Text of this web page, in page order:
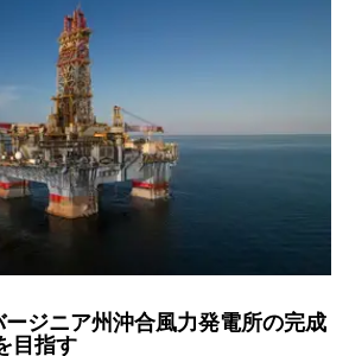
ージニア州沖合風力発電所の完成
目指す